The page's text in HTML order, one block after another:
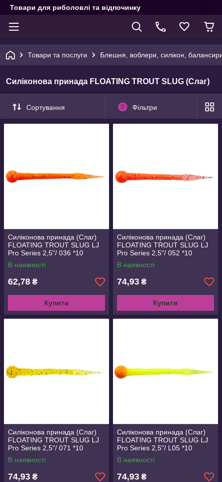
Товари для риболовлі та відпочинку
Товари та послуги Блешня, воблери, силікон,
Силіконова принада FLOATING TROUT SLUG (Слаг)
Сортування 0 Фільтри
Силіконова принада (Слаг)
FLOATING TROUT SLUG LJ
Pro Series 2,5"/ 036 *10
В наявності
62,78 ₴
Купити
Силіконова принада (Слаг)
FLOATING TROUT SLUG LJ
Pro Series 2,5"/ 052 *10
В наявності
74,93 ₴
Купити
Силіконова принада (Слаг)
FLOATING TROUT SLUG LJ
Pro Series 2,5"/ 071 *10
В наявності
74,93 ₴
Силіконова принада (Слаг)
FLOATING TROUT SLUG LJ
Pro Series 2,5"/ L05 *10
В наявності
74,93 ₴